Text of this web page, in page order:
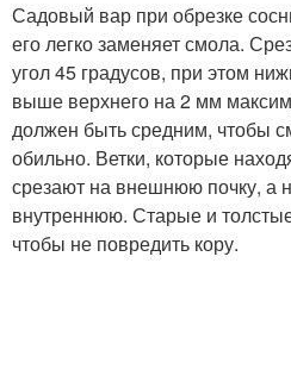
Садовый вар при обрезке
его легко заменяет смола.
угол 45 градусов, при этом
выше верхнего на 2 мм
должен быть средним, чтобы
обильно. Ветки, которые
срезают на внешнюю почку, а
внутреннюю. Старые и
чтобы не повредить кору.